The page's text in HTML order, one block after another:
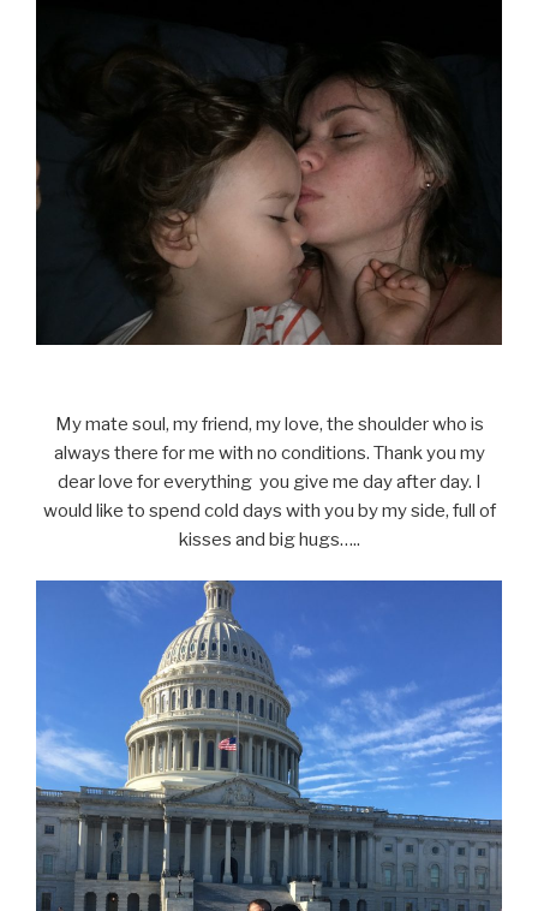
My mate soul, my friend, my love, the shoulder who is
always there for me with no conditions. Thank you my
dear love for everything you give me day after day. I
would like to spend cold days with you by my side, full of
kisses and big hugs…..